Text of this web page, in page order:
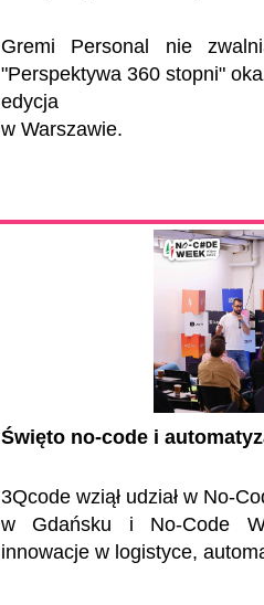
Gremi Personal nie
"Perspektywa 360 stopni"
edycja
w Warszawie.
Święto no-code i
3Qcode wziął udział w No-
w Gdańsku i No-Code
innowacje w logistyce,